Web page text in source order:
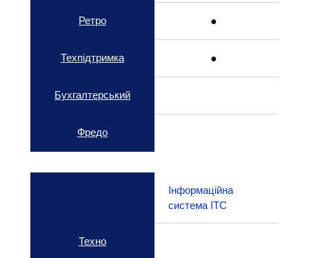
Ретро ●
Техпідтримка ●
Бухгалтерський
Фредо
Інформаційна
система ІТС
Техно